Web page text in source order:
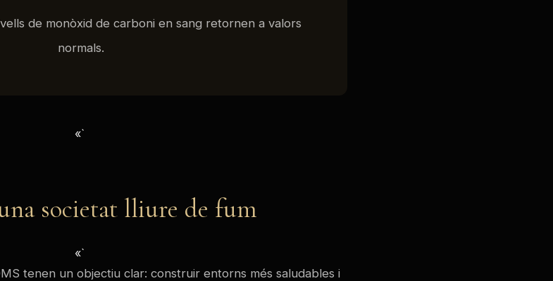
de monòxid de carboni en sang retornen a valors
normals.
«`
societat lliure de fum
«`
tenen un objectiu clar: construir entorns més saludables i